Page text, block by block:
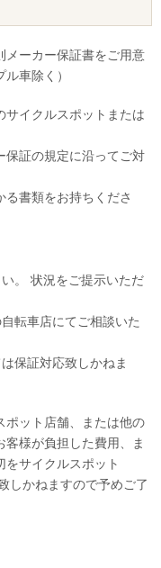
メーカー保証書をご用意
車除く）
サイクルスポットまたは
保証の規定に沿ってご対
る書類をお持ちくださ
。 状況をご提示いただ
転車店にてご相談いた
保証対応致しかねま
ポット店舗、または他の
様が負担した費用、ま
サイクルスポット
しかねますので予めご了